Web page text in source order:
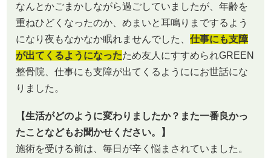
なんとかごまかしながら過ごしていましたが、年齢を
重ねひどくなったのか、めまいと耳鳴りまでするよう
になり夜もなかなか眠れませんでした、 仕事にも支障
が出てくるようになったため友人にすすめられGREEN
整骨院、仕事にも支障が出てくるようににお世話にな
りました。
【生活がどのように変わりましたか？また一番良かっ
たことなどもお聞かせください。】
施術を受ける前は、毎日が辛く悩まされていました。